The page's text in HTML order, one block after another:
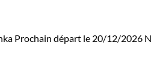
Prochain départ le 20/12/2026